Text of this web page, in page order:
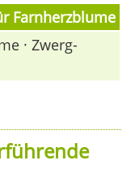
Farnherzblume
· Zwerg-